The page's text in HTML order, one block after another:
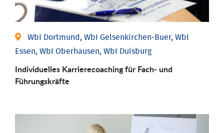
WbI Dortmund, WbI Gelsenkirchen-Buer, WbI
Essen, WbI Oberhausen, WbI Duisburg
Individu­elles Karrierecoaching für Fach-­ und
Führungs­kräfte